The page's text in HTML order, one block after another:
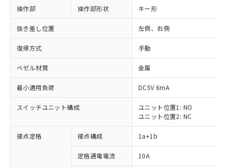
操作部 操作部形状 キー形
抜き差し位置 左側、右側
復帰方式 手動
ベゼル材質 金属
最小適用負荷 DC5V 6mA
スイッチユニット構成
ユニット位置1: NO
ユニット位置2: NC
接点定格 接点構成 1a+1b
定格通電電流 10A